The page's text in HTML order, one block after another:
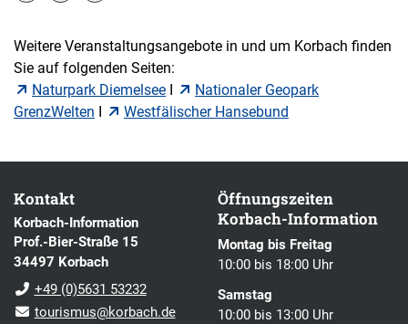
Weitere Veranstaltungsangebote in und um Korbach finden
Sie auf folgenden Seiten:
Naturpark Diemelsee I
Nationaler Geopark
GrenzWelten I Westfälischer Hansebund
Kontakt
Korbach-Information
Prof.-Bier-Straße 15
34497 Korbach
+49 (0)5631 53232
tourismus@korbach.de
Öffnungszeiten
Korbach-Information
Montag bis Freitag
10:00 bis 18:00 Uhr
Samstag
10:00 bis 13:00 Uhr